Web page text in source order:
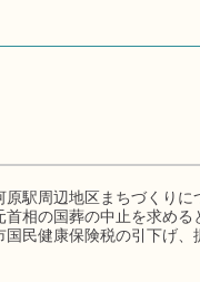
駅周辺地区まちづくりに
相の国葬の中止を求める
民健康保険税の引下げ、